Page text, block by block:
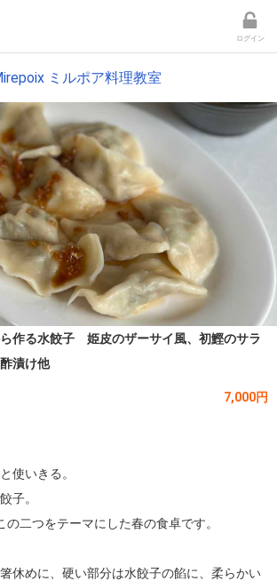
ログイン
ミルポア料理教室
作る水餃子 姫皮のザーサイ風、初鰹のサラ
漬け他
7,000円
使いきる。
子。
の二つをテーマにした春の食卓です。
休めに、硬い部分は水餃子の餡に、柔らかい